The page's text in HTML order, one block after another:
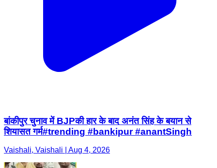
बांकीपुर चुनाव में BJPकी हार के बाद अनंत सिंह के बयान से
शियासत गर्म#trending #bankipur #anantSingh
Vaishali, Vaishali | Aug 4, 2026